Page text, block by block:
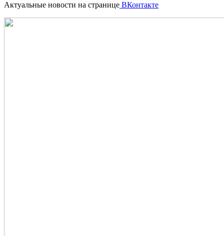
Актуальные новости на странице ВКонтакте